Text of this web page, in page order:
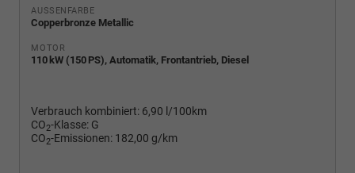
AUSSENFARBE
Copperbronze Metallic
MOTOR
110 kW (150 PS), Automatik, Frontantrieb, Diesel
Verbrauch kombiniert: 6,90 l/100km
CO2-Klasse: G
CO2-Emissionen: 182,00 g/km